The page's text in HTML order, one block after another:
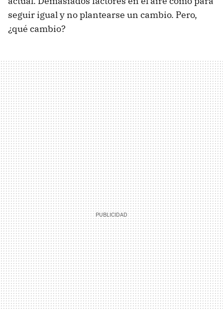
seguir igual y no plantearse un cambio. Pero,
¿qué cambio?